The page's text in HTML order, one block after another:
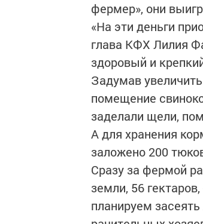
фермер», они
«На эти деньги
глава КФХ Лилия
здоровый и
Задумав
помещение
заделали щели,
А для хранения
заложено 200
Сразу за фермой
земли, 56
планируем